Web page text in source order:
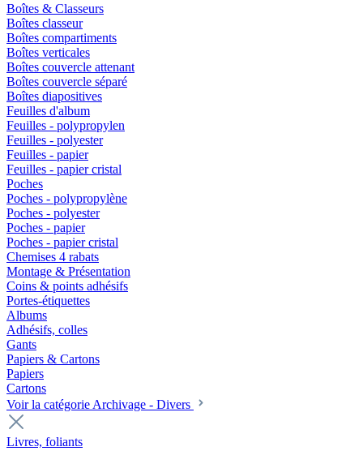
Boîtes & Classeurs
Boîtes classeur
Boîtes compartiments
Boîtes verticales
Boîtes couvercle attenant
Boîtes couvercle séparé
Boîtes diapositives
Feuilles d'album
Feuilles - polypropylen
Feuilles - polyester
Feuilles - papier
Feuilles - papier cristal
Poches
Poches - polypropylène
Poches - polyester
Poches - papier
Poches - papier cristal
Chemises 4 rabats
Montage & Présentation
Coins & points adhésifs
Portes-étiquettes
Albums
Adhésifs, colles
Gants
Papiers & Cartons
Papiers
Cartons
Voir la catégorie Archivage - Divers
Livres, foliants